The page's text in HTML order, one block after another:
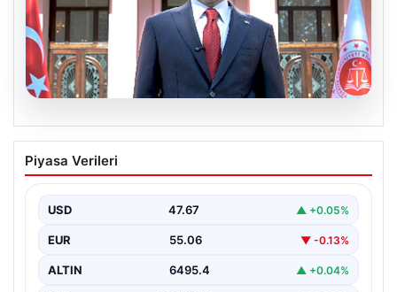
06.08.2026
Bakan Gürlek’ten Çerçeve Yasa
Açıklaması: “Tüm İşlemler Hukuk
Yürütülecek”
Adalet Bakanı Akın Gürlek, terörle mücadelede yeni bir
dönemi başlatacak çerçeve yasanın Meclis’te kabul…
Piyasa Verileri
USD 47.67 ▲ +0.05%
EUR 55.06 ▼ -0.13%
ALTIN 6495.4 ▲ +0.04%